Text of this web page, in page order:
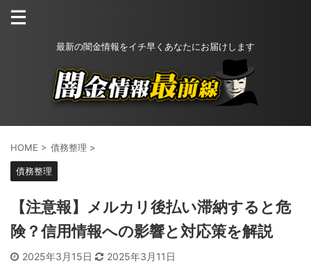
最新の闇金情報をイチ早くあなたにお届けします
HOME > 債務整理 >
債務整理
【注意報】メルカリ後払い滞納すると危
険？信用情報への影響と対応策を解説
2025年3月15日 2025年3月11日